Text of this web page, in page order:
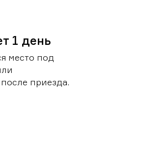
1 день
место под
приезда.